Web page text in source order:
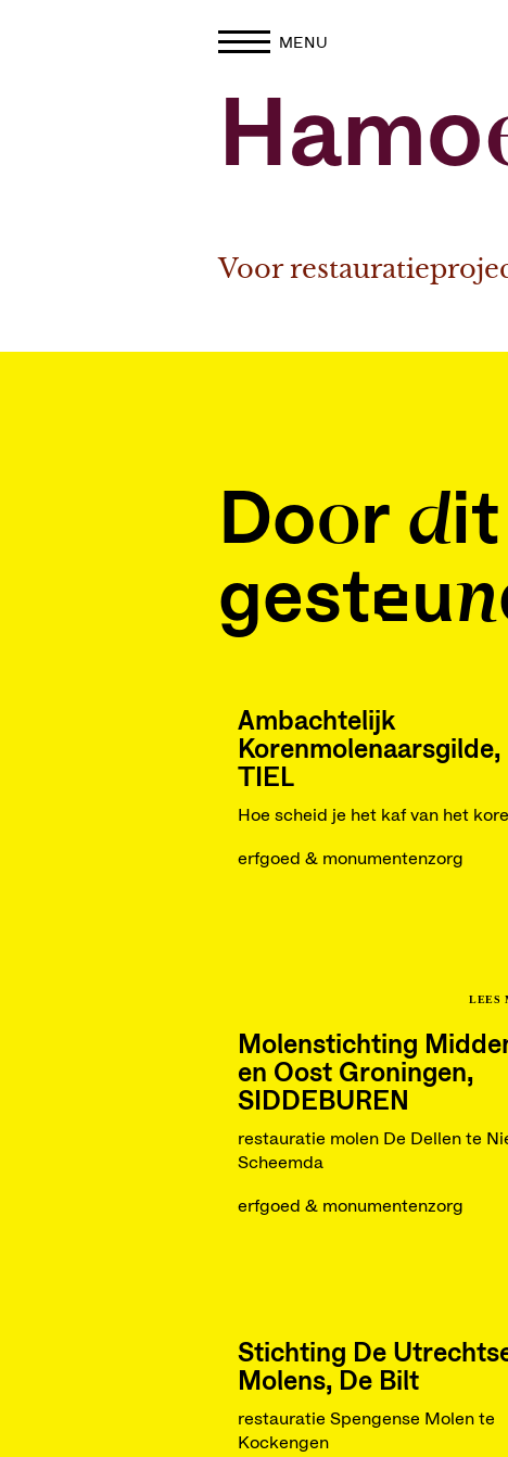
MENU
Voor
Door
Ambachtelijk
Korenmolenaarsgilde,
TIEL
Hoe scheid je het kaf van het
erfgoed & monumentenzorg
LEES
Molenstichting
en Oost Groningen,
SIDDEBUREN
restauratie molen De Dellen te
Scheemda
erfgoed & monumentenzorg
Stichting De
Molens, De Bilt
restauratie Spengense Molen te
Kockengen